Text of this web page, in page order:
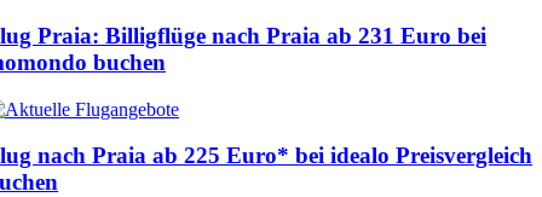
Praia: Billigflüge nach Praia ab 231 Euro bei
buchen
nach Praia ab 225 Euro* bei idealo Preisvergleich